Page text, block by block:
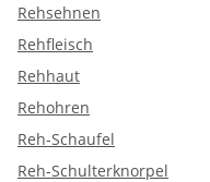
Rehsehnen
Rehfleisch
Rehhaut
Rehohren
Reh-Schaufel
Reh-Schulterknorpel